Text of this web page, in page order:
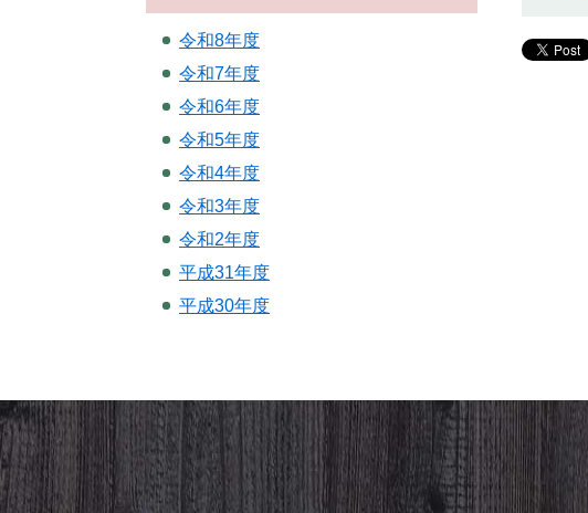
令和8年度
令和7年度
令和6年度
令和5年度
令和4年度
令和3年度
令和2年度
平成31年度
平成30年度